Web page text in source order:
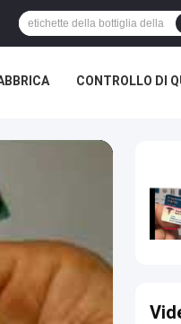
CONTROLLO DI